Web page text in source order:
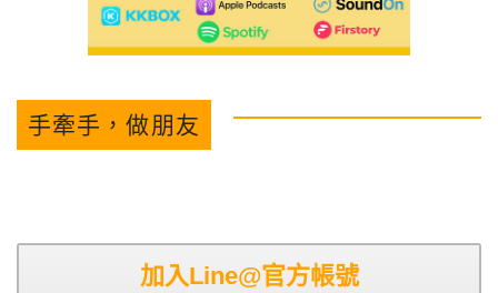
手牽手，做朋友
加入Line@官方帳號